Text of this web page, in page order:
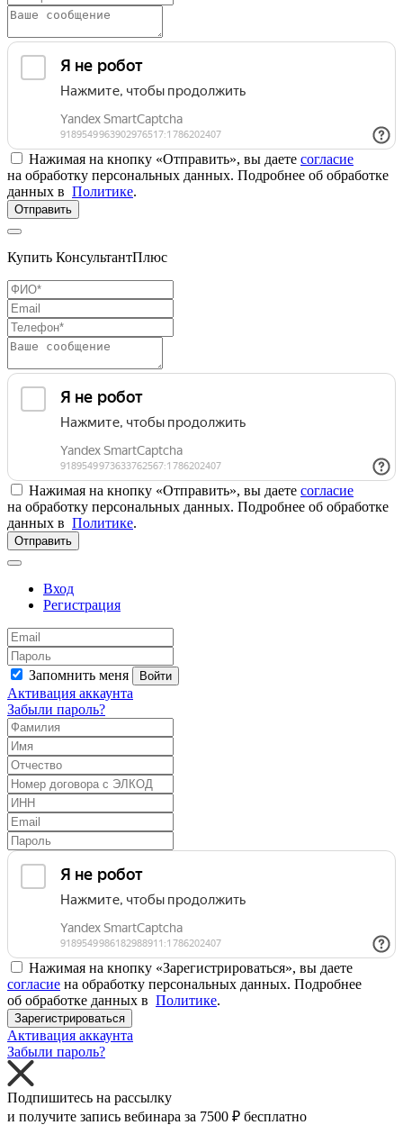
Нажимая на кнопку «Отправить», вы даете согласие
на обработку персональных данных. Подробнее об обработке
данных в Политике.
Отправить
Купить КонсультантПлюс
Нажимая на кнопку «Отправить», вы даете согласие
на обработку персональных данных. Подробнее об обработке
данных в Политике.
Отправить
Вход
Регистрация
Запомнить меня Войти
Активация аккаунта
Забыли пароль?
Нажимая на кнопку «Зарегистрироваться», вы даете
согласие на обработку персональных данных. Подробнее
об обработке данных в Политике.
Зарегистрироваться
Активация аккаунта
Забыли пароль?
Подпишитесь на рассылку
и получите запись вебинара за 7500 ₽ бесплатно